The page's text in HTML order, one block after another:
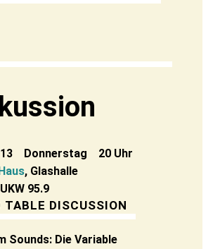
Donnerstag 20 Uhr
, Glashalle
95.9
TABLE DISCUSSION
Sounds: Die Variable